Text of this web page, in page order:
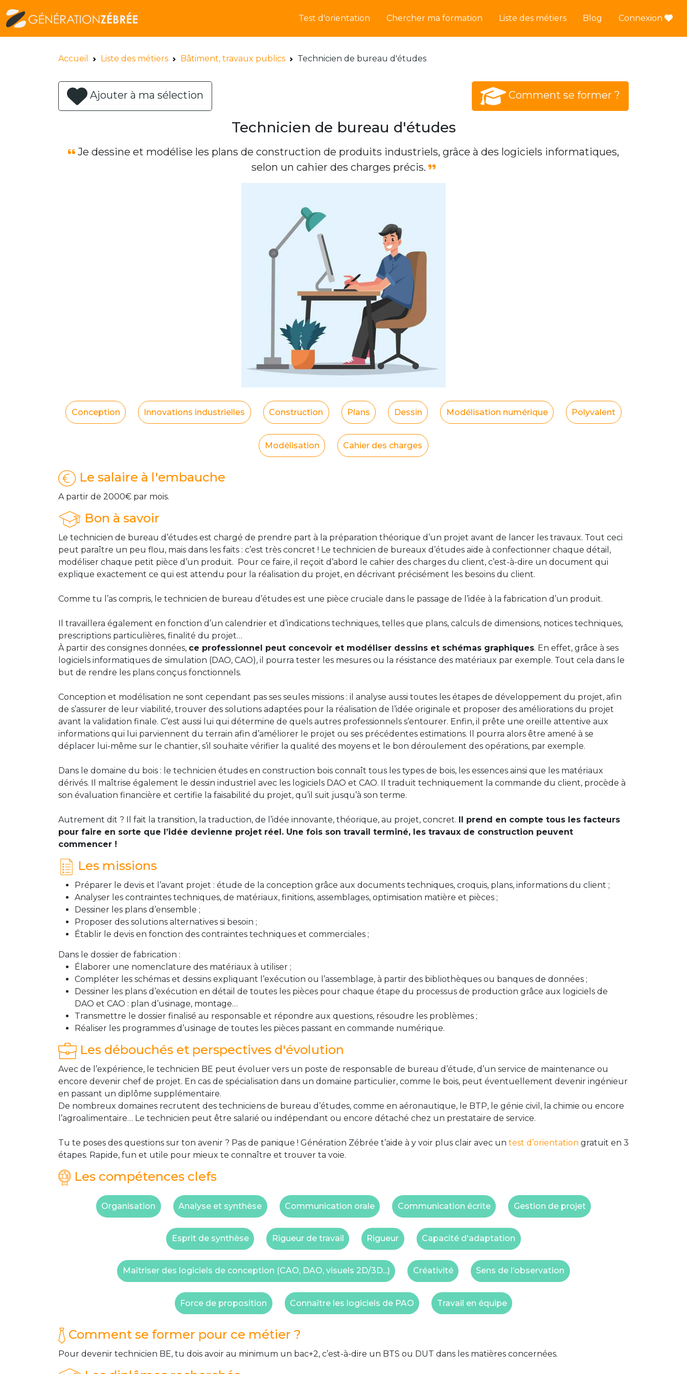
Test d'orientation Chercher ma formation Liste des métiers Blog Connexion
Accueil Liste des métiers Bâtiment, travaux publics Technicien de bureau d'études
Ajouter à ma sélection Comment se former ?
Technicien de bureau d'études
Je dessine et modélise les plans de construction de produits industriels, grâce à des logiciels informatiques,
selon un cahier des charges précis.
Conception Innovations industrielles Construction Plans Dessin Modélisation numérique Polyvalent
Modélisation Cahier des charges
Le salaire à l'embauche
A partir de 2000€ par mois.
Bon à savoir
Le technicien de bureau d’études est chargé de prendre part à la préparation théorique d’un projet avant de lancer les travaux. Tout ceci
peut paraître un peu flou, mais dans les faits : c’est très concret ! Le technicien de bureaux d’études aide à confectionner chaque détail,
modéliser chaque petit pièce d’un produit. Pour ce faire, il reçoit d’abord le cahier des charges du client, c’est-à-dire un document qui
explique exactement ce qui est attendu pour la réalisation du projet, en décrivant précisément les besoins du client.
Comme tu l’as compris, le technicien de bureau d’études est une pièce cruciale dans le passage de l’idée à la fabrication d’un produit.
Il travaillera également en fonction d’un calendrier et d’indications techniques, telles que plans, calculs de dimensions, notices techniques,
prescriptions particulières, finalité du projet…
À partir des consignes données, ce professionnel peut concevoir et modéliser dessins et schémas graphiques. En effet, grâce à ses
logiciels informatiques de simulation (DAO, CAO), il pourra tester les mesures ou la résistance des matériaux par exemple. Tout cela dans le
but de rendre les plans conçus fonctionnels.
Conception et modélisation ne sont cependant pas ses seules missions : il analyse aussi toutes les étapes de développement du projet, afin
de s’assurer de leur viabilité, trouver des solutions adaptées pour la réalisation de l’idée originale et proposer des améliorations du projet
avant la validation finale. C’est aussi lui qui détermine de quels autres professionnels s’entourer. Enfin, il prête une oreille attentive aux
informations qui lui parviennent du terrain afin d’améliorer le projet ou ses précédentes estimations. Il pourra alors être amené à se
déplacer lui-même sur le chantier, s’il souhaite vérifier la qualité des moyens et le bon déroulement des opérations, par exemple.
Dans le domaine du bois : le technicien études en construction bois connaît tous les types de bois, les essences ainsi que les matériaux
dérivés. Il maîtrise également le dessin industriel avec les logiciels DAO et CAO. Il traduit techniquement la commande du client, procède à
son évaluation financière et certifie la faisabilité du projet, qu’il suit jusqu’à son terme.
Autrement dit ? Il fait la transition, la traduction, de l’idée innovante, théorique, au projet, concret.
Il prend en compte tous les facteurs
pour faire en sorte que l’idée devienne projet réel. Une fois son travail terminé, les travaux de construction peuvent
commencer !
Les missions
Préparer le devis et l’avant projet : étude de la conception grâce aux documents techniques, croquis, plans, informations du client ;
Analyser les contraintes techniques, de matériaux, finitions, assemblages, optimisation matière et pièces ;
Dessiner les plans d’ensemble ;
Proposer des solutions alternatives si besoin ;
Établir le devis en fonction des contraintes techniques et commerciales ;
Dans le dossier de fabrication :
Élaborer une nomenclature des matériaux à utiliser ;
Compléter les schémas et dessins expliquant l’exécution ou l’assemblage, à partir des bibliothèques ou banques de données ;
Dessiner les plans d’exécution en détail de toutes les pièces pour chaque étape du processus de production grâce aux logiciels de
DAO et CAO : plan d’usinage, montage…
Transmettre le dossier finalisé au responsable et répondre aux questions, résoudre les problèmes ;
Réaliser les programmes d’usinage de toutes les pièces passant en commande numérique.
Les débouchés et perspectives d'évolution
Avec de l’expérience, le technicien BE peut évoluer vers un poste de responsable de bureau d’étude, d’un service de maintenance ou
encore devenir chef de projet. En cas de spécialisation dans un domaine particulier, comme le bois, peut éventuellement devenir ingénieur
en passant un diplôme supplémentaire.
De nombreux domaines recrutent des techniciens de bureau d’études, comme en aéronautique, le BTP, le génie civil, la chimie ou encore
l’agroalimentaire… Le technicien peut être salarié ou indépendant ou encore détaché chez un prestataire de service.
Tu te poses des questions sur ton avenir ? Pas de panique ! Génération Zébrée t’aide à y voir plus clair avec un test d’orientation gratuit en 3
étapes. Rapide, fun et utile pour mieux te connaître et trouver ta voie.
Les compétences clefs
Organisation Analyse et synthèse Communication orale Communication écrite Gestion de projet
Esprit de synthèse Rigueur de travail Rigueur Capacité d'adaptation
Maîtriser des logiciels de conception (CAO, DAO, visuels 2D/3D...) Créativité Sens de l’observation
Force de proposition Connaître les logiciels de PAO Travail en équipe
Comment se former pour ce métier ?
Pour devenir technicien BE, tu dois avoir au minimum un bac+2, c’est-à-dire un BTS ou DUT dans les matières concernées.